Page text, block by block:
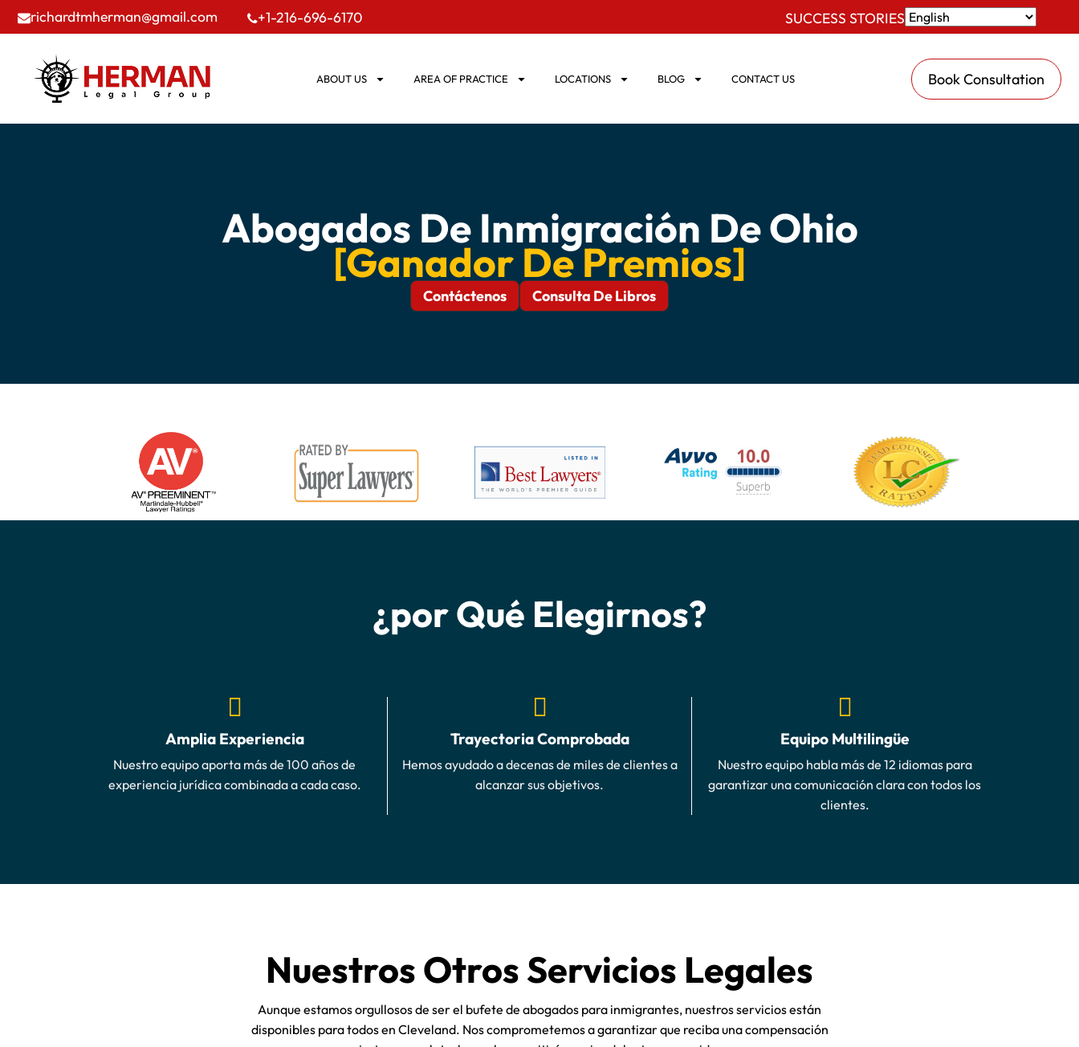
richardtmherman@gmail.com +1-216-696-6170 SUCCESS STORIES
ABOUT US AREA OF PRACTICE LOCATIONS BLOG CONTACT US Book Consultation
Abogados De Inmigración De Ohio
[Ganador De Premios]
Contáctenos Consulta De Libros
¿por Qué Elegirnos?
Amplia Experiencia
Nuestro equipo aporta más de 100 años de
experiencia jurídica combinada a cada caso.
Trayectoria Comprobada
Hemos ayudado a decenas de miles de clientes a
alcanzar sus objetivos.
Equipo Multilingüe
Nuestro equipo habla más de 12 idiomas para
garantizar una comunicación clara con todos los
clientes.
Nuestros Otros Servicios Legales
Aunque estamos orgullosos de ser el bufete de abogados para inmigrantes, nuestros servicios están
disponibles para todos en Cleveland. Nos comprometemos a garantizar que reciba una compensación